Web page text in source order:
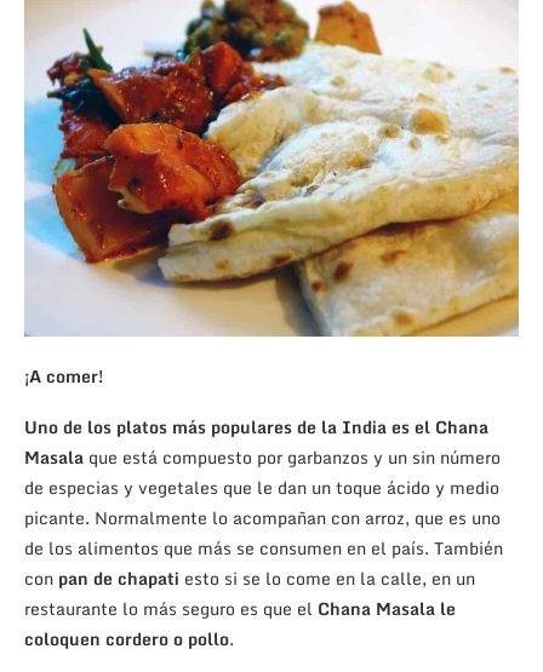
¡A comer!
Uno de los platos más populares de la India es el Chana
Masala que está compuesto por garbanzos y un sin número
de especias y vegetales que le dan un toque ácido y medio
picante. Normalmente lo acompañan con arroz, que es uno
de los alimentos que más se consumen en el país. También
con pan de chapati esto si se lo come en la calle, en un
restaurante lo más seguro es que el Chana Masala le
coloquen cordero o pollo.